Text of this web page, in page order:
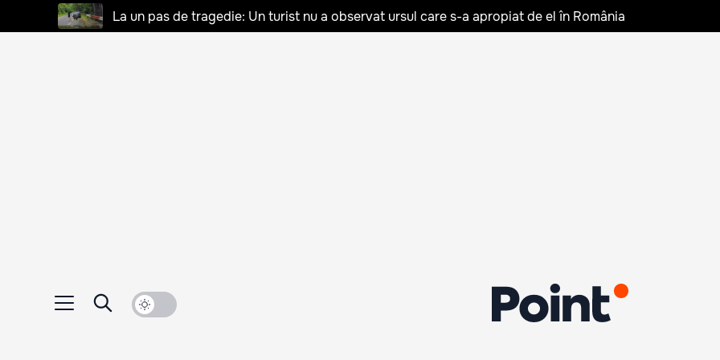
La un pas de tragedie: Un turist nu a observat ursul care s-a apropiat de el în România